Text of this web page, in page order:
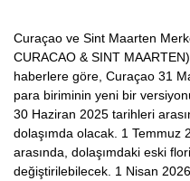
Curaçao ve Sint Maarten
CURACAO & SINT
haberlere göre, Curaçao 31
para biriminin yeni bir
30 Haziran 2025 tarihleri
dolaşımda olacak. 1 Temmuz
arasında, dolaşımdaki eski
değiştirilebilecek. 1 Nisan